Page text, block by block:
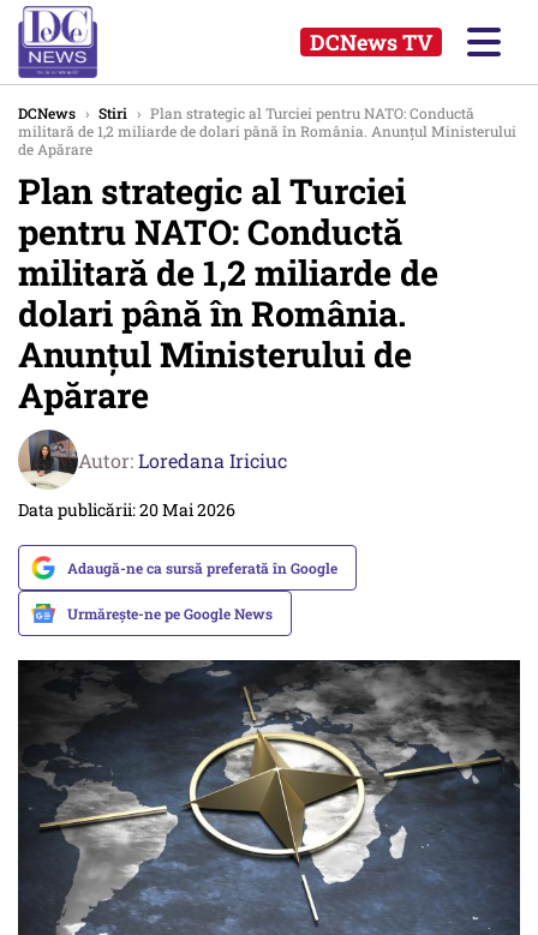
DCNews TV
DCNews › Stiri › Plan strategic al Turciei pentru NATO: Conductă
militară de 1,2 miliarde de dolari până în România. Anunțul Ministerului
de Apărare
Plan strategic al Turciei
pentru NATO: Conductă
militară de 1,2 miliarde de
dolari până în România.
Anunțul Ministerului de
Apărare
Autor:Loredana Iriciuc
Data publicării: 20 Mai 2026
Adaugă-ne ca sursă preferată în Google
Urmărește-ne pe Google News